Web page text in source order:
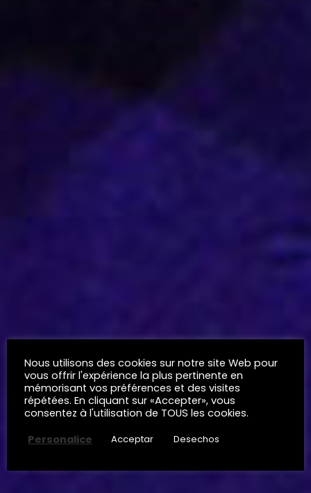
Nous utilisons des cookies sur notre site Web pour
vous offrir l'expérience la plus pertinente en
mémorisant vos préférences et des visites
répétées. En cliquant sur «Accepter», vous
consentez à l'utilisation de TOUS les cookies.
Personalice
Acceptar Desechos